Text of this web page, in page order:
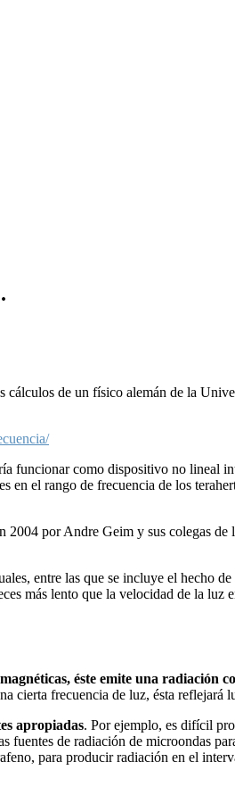
de un físico alemán de la
funcionar como dispositivo no lineal
en el rango de frecuencia de los
2004 por Andre Geim y sus colegas
entre las que se incluye el hecho de
más lento que la velocidad de la luz
éste emite una radiación
cierta frecuencia de luz, ésta reflejará
apropiadas. Por ejemplo, es difícil
de radiación de microondas
para producir radiación en el